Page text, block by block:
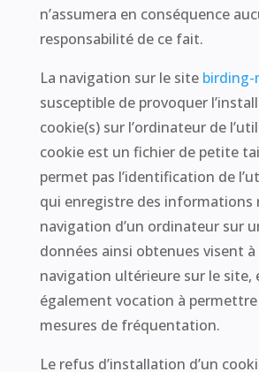
n’assumera en conséquence
responsabilité de ce fait.
La navigation sur le site birding-
susceptible de provoquer
cookie(s) sur l’ordinateur de
cookie est un fichier de petite
permet pas l’identification de
qui enregistre des informations
navigation d’un ordinateur sur
données ainsi obtenues visent
navigation ultérieure sur le site,
également vocation à permettre
mesures de fréquentation.
Le refus d’installation d’un